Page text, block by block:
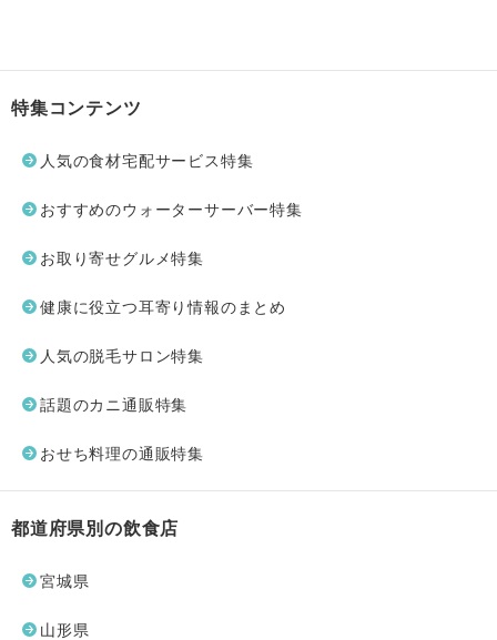
特集コンテンツ
人気の食材宅配サービス特集
おすすめのウォーターサーバー特集
お取り寄せグルメ特集
健康に役立つ耳寄り情報のまとめ
人気の脱毛サロン特集
話題のカニ通販特集
おせち料理の通販特集
都道府県別の飲食店
宮城県
山形県